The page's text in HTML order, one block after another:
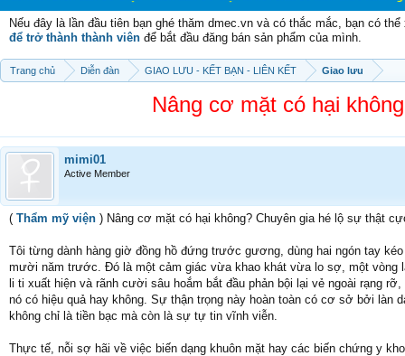
Nếu đây là lần đầu tiên bạn ghé thăm dmec.vn và có thắc mắc, bạn có
để trở thành thành viên để bắt đầu đăng bán sản phẩm của mình.
Trang chủ Diễn đàn GIAO LƯU - KẾT BẠN - LIÊN KẾT Giao lưu
Nâng cơ mặt có hại
mimi01
Active Member
( Thẩm mỹ viện ) Nâng cơ mặt có hại không? Chuyên gia hé lộ sự thật
Tôi từng dành hàng giờ đồng hồ đứng trước gương, dùng hai ngón tay
mười năm trước. Đó là một cảm giác vừa khao khát vừa lo sợ, một vòng
li ti xuất hiện và rãnh cười sâu hoắm bắt đầu phản bội lại vẻ ngoài rạng
nó có hiệu quả hay không. Sự thận trọng này hoàn toàn có cơ sở bởi làn
không chỉ là tiền bạc mà còn là sự tự tin vĩnh viễn.
Thực tế, nỗi sợ hãi về việc biến dạng khuôn mặt hay các biến chứng y